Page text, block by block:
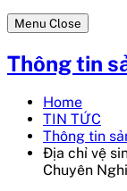
Menu Close
Thông tin
Home
TIN TỨC
Thông tin
Địa chỉ vệ
Chuyên